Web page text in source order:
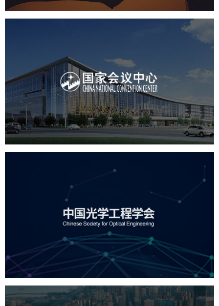
国家会议中心
专业服务 网站建设 网站设计
中国光学工程学会
机构组织 国企 品牌官网 网站建设 网站设计